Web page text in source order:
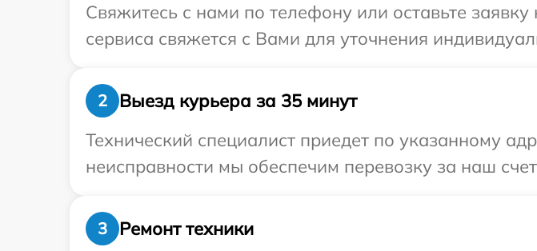
Свяжитесь с нами по телефону или оставьте
сервиса свяжется с Вами для уточнения
2
Выезд курьера за 35 минут
Технический специалист приедет по указанному
неисправности мы обеспечим перевозку за наш
3
Ремонт техники